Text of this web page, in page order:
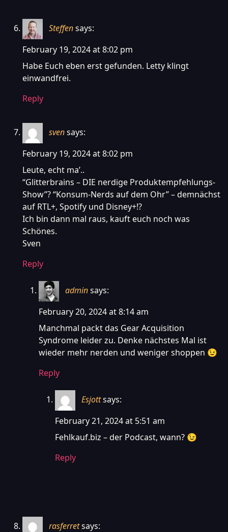
Steffensays:
February 19, 2024 at 8:02 pm
Habe Euch eben erst gefunden. Letty klingt
einwandfrei.
Reply
svensays:
February 19, 2024 at 8:02 pm
Leute, echt ma’..
“Glitterbrains – DIE nerdige Produktempfehlungs-
Show”? “Konsum-Nerds auf dem Ohr” – demnächst
auf RTL+, Spotify und Disney+!?
Ich bin dann mal raus, kauft euch noch was
Schönes.
Sven
Reply
adminsays:
February 20, 2024 at 8:14 am
Manchmal packt das Gear Acquisition
Syndrome leider zu. Denke nächstes Mal ist
wieder mehr nerden und weniger shoppen 😉
Reply
Esjottsays:
February 21, 2024 at 5:51 am
Fehlkauf.biz – der Podcast, wann? 😉
Reply
rasferretsays: